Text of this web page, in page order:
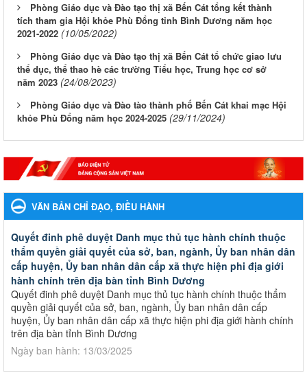
Phòng Giáo dục và Đào tạo thị xã Bến Cát tổng kết thành
tích tham gia Hội khỏe Phù Đổng tỉnh Bình Dương năm học
2021-2022 (10/05/2022)
Phòng Giáo dục và Đào tạo thị xã Bến Cát tổ chức giao lưu
thể dục, thể thao hè các trường Tiểu học, Trung học cơ sở
năm 2023 (24/08/2023)
Phòng Giáo dục và Đào tào thành phố Bến Cát khai mạc Hội
khỏe Phù Đổng năm học 2024-2025 (29/11/2024)
VĂN BẢN CHỈ ĐẠO, ĐIỀU HÀNH
Quyết đinh phê duyệt Danh mục thủ tục hành chính thuộc
thẩm quyền giải quyết của sở, ban, ngành, Ủy ban nhân dân
cấp huyện, Ủy ban nhân dân cấp xã thực hiện phi địa giới
hành chính trên địa bàn tỉnh Bình Dương
Quyết đinh phê duyệt Danh mục thủ tục hành chính thuộc thẩm
quyền giải quyết của sở, ban, ngành, Ủy ban nhân dân cấp
huyện, Ủy ban nhân dân cấp xã thực hiện phi địa giới hành chính
trên địa bàn tỉnh Bình Dương
Ngày ban hành: 13/03/2025